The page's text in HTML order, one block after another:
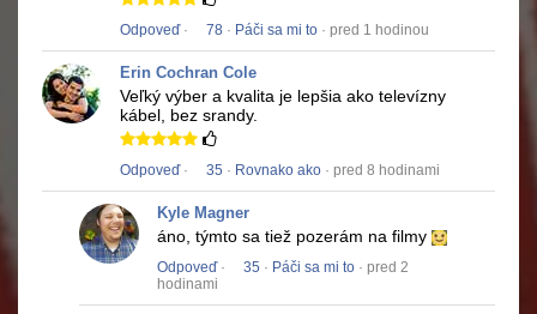
Odpoveď· 78 · Páči sa mi to · pred 1 hodinou
Erin Cochran Cole
Veľký výber a kvalita je lepšia ako televízny
kábel, bez srandy.
Odpoveď· 35 · Rovnako ako · pred 8 hodinami
Kyle Magner
áno, týmto sa tiež pozerám na filmy
Odpoveď· 35 · Páči sa mi to · pred 2
hodinami